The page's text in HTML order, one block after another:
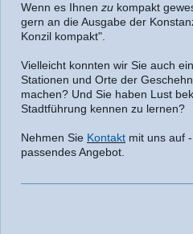
Wenn es Ihnen zu kompakt
gern an die Ausgabe der
Konzil kompakt".
Vielleicht konnten wir Sie auch
Stationen und Orte der
machen? Und Sie haben Lust
Stadtführung kennen zu lernen?
Nehmen Sie Kontakt mit uns auf
passendes Angebot.